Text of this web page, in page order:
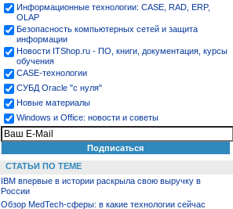
Информационные технологии: CASE, RAD, ERP,
OLAP
Безопасность компьютерных сетей и защита
информации
Новости ITShop.ru - ПО, книги, документация, курсы
обучения
CASE-технологии
СУБД Oracle "с нуля"
Новые материалы
Windows и Office: новости и советы
СТАТЬИ ПО ТЕМЕ
IBM впервые в истории раскрыла свою выручку в
России
Обзор MedTech-сферы: в какие технологии сейчас